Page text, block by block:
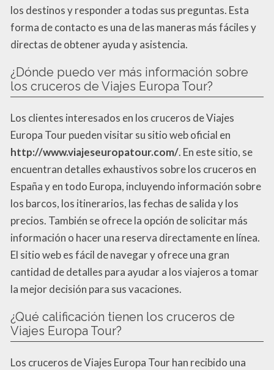
los destinos y responder a todas sus preguntas. Esta
forma de contacto es una de las maneras más fáciles y
directas de obtener ayuda y asistencia.
¿Dónde puedo ver más información sobre
los cruceros de Viajes Europa Tour?
Los clientes interesados en los cruceros de Viajes
Europa Tour pueden visitar su sitio web oficial en
http://www.viajeseuropatour.com/. En este sitio, se
encuentran detalles exhaustivos sobre los cruceros en
España y en todo Europa, incluyendo información sobre
los barcos, los itinerarios, las fechas de salida y los
precios. También se ofrece la opción de solicitar más
información o hacer una reserva directamente en línea.
El sitio web es fácil de navegar y ofrece una gran
cantidad de detalles para ayudar a los viajeros a tomar
la mejor decisión para sus vacaciones.
¿Qué calificación tienen los cruceros de
Viajes Europa Tour?
Los cruceros de Viajes Europa Tour han recibido una